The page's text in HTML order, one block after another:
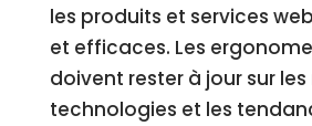
les produits et services
et efficaces. Les
doivent rester à jour sur
technologies et les